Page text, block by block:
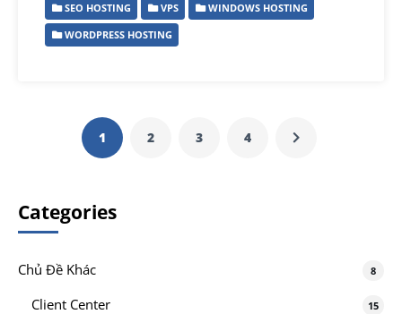
SEO HOSTING
VPS
WINDOWS HOSTING
WORDPRESS HOSTING
1 2 3 4
Categories
Chủ Đề Khác 8
Client Center 15